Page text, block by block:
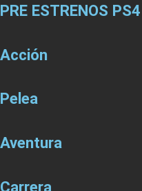
PRE ESTRENOS PS4
Acción
Pelea
Aventura
Carrera